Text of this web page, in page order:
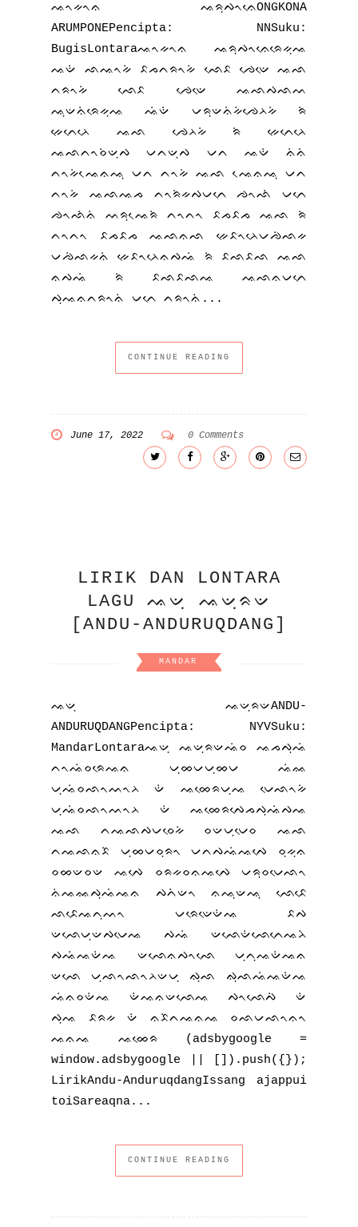
ᨕᨚᨀᨚᨊ ᨕᨑᨘᨄᨚᨊᨙONGKONA
ARUMPONEPencipta: NNSuku:
BugisLontaraᨕᨚᨀᨚᨊ ᨕᨑᨘᨄᨚᨊᨙᨑᨙᨀᨘᨕ
ᨕᨉᨗ ᨒᨕᨚᨀᨗ ᨅᨍᨈᨑᨚᨀᨗ ᨒᨙᨅ ᨌᨙᨉᨙ ᨕᨒ
ᨈᨑᨚᨀᨗ ᨒᨙᨅ ᨌᨙᨉᨙ ᨕᨒᨄᨒᨓ
ᨕᨘᨉᨊᨗᨑᨙᨀᨘᨕ ᨕᨗᨉᨗ ᨆᨑᨘᨉᨊᨗᨀᨗᨌᨙᨂᨀᨗ ᨑᨗ
ᨀᨙᨈᨙᨂᨙ ᨕᨒ ᨌᨙᨂᨀᨗ ᨑᨗ ᨀᨙᨈᨙᨂᨙ
ᨕᨒᨈᨚᨔᨗᨉᨘᨄ ᨆᨈᨉᨘᨄ ᨆᨈ ᨕᨉᨗ ᨊᨗᨊᨗ
ᨈᨚᨀᨗᨕᨙᨊᨕᨘ ᨆᨈ ᨈᨚᨀᨗ ᨕᨒ ᨕᨙᨊᨕᨘ ᨆᨈ
ᨈᨚᨀᨗ ᨕᨒᨕᨍ ᨈᨚᨑᨗᨀᨄᨆᨈᨙ ᨌᨚᨒᨗ ᨆᨈᨙ
ᨌᨚᨒᨗᨊᨗ ᨓᨑᨘᨕᨙᨑᨗ ᨈᨚᨈᨚ ᨅᨍᨅᨍ ᨕᨒ ᨑᨗ
ᨈᨚᨈᨚ ᨅᨍᨅᨍ ᨕᨒᨊᨒ ᨀᨙᨅᨚᨂᨙᨆᨌᨗᨒᨀ
ᨆᨌᨗᨒᨀᨊᨗ ᨀᨙᨅᨚᨂᨙᨊᨄᨕᨗ ᨑᨗ ᨅᨒᨅᨒ ᨕᨒ
ᨊᨄᨕᨗ ᨑᨗ ᨅᨒᨅᨒᨕ ᨕᨒᨊᨆᨈᨙ
ᨄᨘᨕᨊᨈᨑᨚᨊᨗ ᨆᨈᨙ ᨈᨑᨚᨊᨗ...
CONTINUE READING
June 17, 2022 0 Comments
LIRIK DAN LONTARA
LAGU ᨕᨉᨘ ᨕᨉᨘᨑᨉ
[ANDU-ANDURUQDANG]
MANDAR
ᨕᨉᨘ ᨕᨉᨘᨑᨉANDU-
ANDURUQDANGPencipta: NYVSuku:
MandarLontaraᨕᨉᨘ ᨕᨉᨘᨑᨉᨕᨗᨔ ᨕᨍᨄᨘᨕᨗ
ᨈᨚᨕᨗᨔᨑᨙᨕᨊ ᨆᨘᨖᨆᨆᨘᨖᨆ ᨕᨗᨐ
ᨆᨘᨕᨗᨔᨒᨚᨓᨚᨂ ᨉᨗ ᨕᨖᨙᨑᨆᨘᨕ ᨆᨙᨒᨚᨀᨗ
ᨆᨘᨕᨗᨔᨒᨚᨓᨚᨂ ᨉᨗ ᨕᨖᨙᨑᨄᨙᨍᨄᨘᨕᨗᨄᨕ
ᨕᨒ ᨈᨕᨒᨄᨆᨔᨙᨀᨗ ᨔᨉᨆᨘᨆᨙᨔ ᨕᨒ
ᨈᨕᨒᨊᨅᨗ ᨆᨘᨖᨆᨔᨘᨑᨚ ᨆᨈᨄᨕᨗᨕᨄᨙ ᨔᨘᨀᨘᨊ
ᨔᨖᨉᨔᨉ ᨕᨄᨙ ᨔᨑᨀᨔᨊᨕᨄᨙ ᨆᨑᨘᨔᨆᨙᨒᨚ
ᨊᨗᨕᨐᨄᨘᨕᨗᨕᨊ ᨄᨈᨗᨉᨚ ᨊᨕᨘᨉᨕᨘ ᨒᨙᨅᨙ
ᨒᨅᨙᨕᨈᨘᨓᨚ ᨆᨑᨙᨉᨙᨉᨗᨕ ᨅᨄ
ᨉᨒᨙᨆᨘᨉᨄᨆᨙᨕ ᨄᨕᨗ ᨉᨒᨙᨉᨗᨒᨙᨈᨙᨕᨂᨗ
ᨄᨕᨗᨕᨉᨗᨕ ᨉᨒᨙᨊᨄᨚᨒᨙ ᨆᨘᨈᨘᨕᨉᨗᨕᨊ
ᨉᨒᨙ ᨆᨘᨒᨚᨒᨚᨂᨉᨆᨘ ᨁᨘᨒ ᨁᨘᨒᨕᨗᨕᨉᨗᨕ
ᨕᨗᨊᨔᨉᨗᨕ ᨉᨗᨕᨊᨉᨒᨙᨕ ᨄᨚᨒᨙᨄᨗ ᨉᨗ
ᨄᨘᨕ ᨅᨑᨀ ᨉᨗ ᨊᨅᨗᨈᨕᨊᨕ ᨔᨒᨆᨒᨚᨊᨚ
ᨕᨊᨕ ᨕᨖᨙᨑ (adsbygoogle =
window.adsbygoogle || []).push({});
LirikAndu-AnduruqdangIssang ajappui
toiSareaqna...
CONTINUE READING